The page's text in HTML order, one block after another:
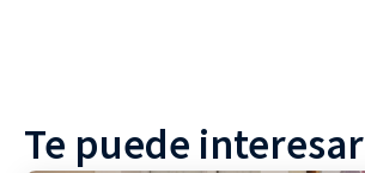
Te puede interesar